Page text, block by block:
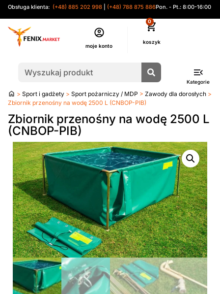
Obsługa klienta: (+48) 885 202 998 (+48) 788 875 886Pon. - Pt.: 8:00-16:00
moje konto
0
Kategorie
Strona
główna
> Sport i gadżety > Sport pożarniczy / MDP > Zawody dla dorosłych >
Zbiornik przenośny na wodę 2500 L (CNBOP-PIB)
Zbiornik przenośny na wodę 2500 L
(CNBOP-PIB)